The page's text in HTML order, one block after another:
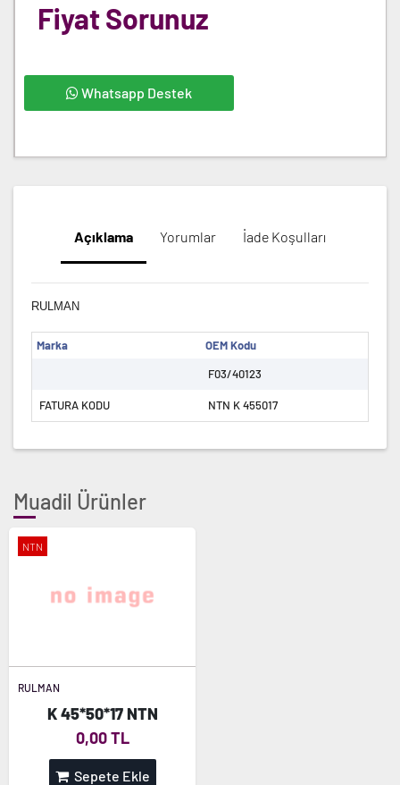
Fiyat Sorunuz
Whatsapp Destek
Açıklama Yorumlar İade Koşulları
RULMAN
Marka
OEM Kodu
F03/40123
FATURA KODU NTN K 455017
Muadil Ürünler
NTN
RULMAN
K 45*50*17 NTN
0,00 TL
Sepete Ekle